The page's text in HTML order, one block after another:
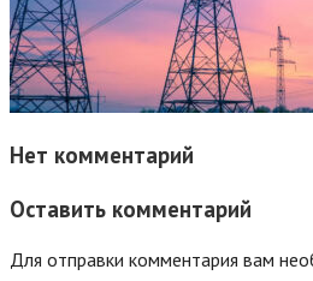
Нет комментарий
Оставить комментарий
Для отправки комментария вам